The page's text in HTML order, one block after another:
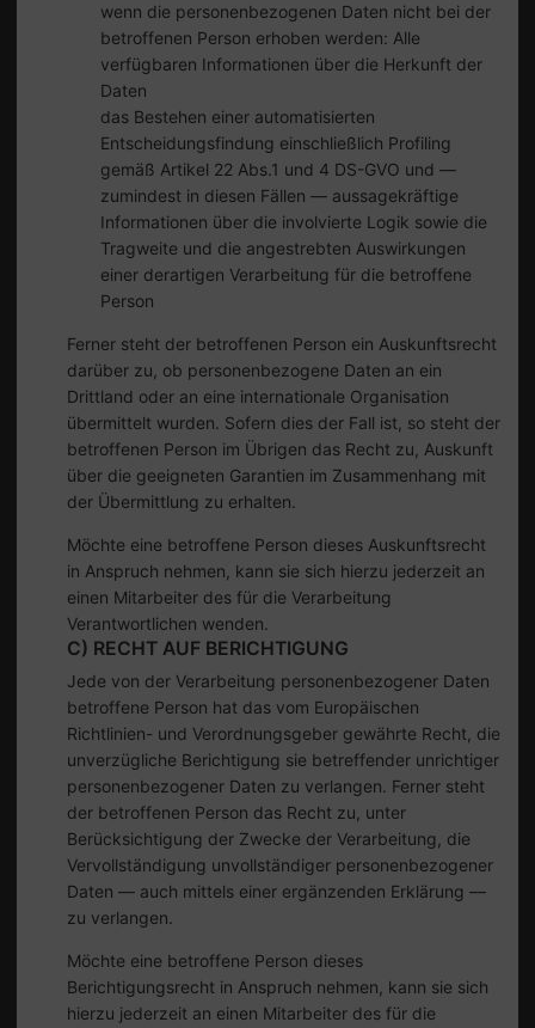
wenn die personenbezogenen Daten nicht bei der
betroffenen Person erhoben werden: Alle
verfügbaren Informationen über die Herkunft der
Daten
das Bestehen einer automatisierten
Entscheidungsfindung einschließlich Profiling
gemäß Artikel 22 Abs.1 und 4 DS-GVO und —
zumindest in diesen Fällen — aussagekräftige
Informationen über die involvierte Logik sowie die
Tragweite und die angestrebten Auswirkungen
einer derartigen Verarbeitung für die betroffene
Person
Ferner steht der betroffenen Person ein Auskunftsrecht
darüber zu, ob personenbezogene Daten an ein
Drittland oder an eine internationale Organisation
übermittelt wurden. Sofern dies der Fall ist, so steht der
betroffenen Person im Übrigen das Recht zu, Auskunft
über die geeigneten Garantien im Zusammenhang mit
der Übermittlung zu erhalten.
Möchte eine betroffene Person dieses Auskunftsrecht
in Anspruch nehmen, kann sie sich hierzu jederzeit an
einen Mitarbeiter des für die Verarbeitung
Verantwortlichen wenden.
C) RECHT AUF BERICHTIGUNG
Jede von der Verarbeitung personenbezogener Daten
betroffene Person hat das vom Europäischen
Richtlinien- und Verordnungsgeber gewährte Recht, die
unverzügliche Berichtigung sie betreffender unrichtiger
personenbezogener Daten zu verlangen. Ferner steht
der betroffenen Person das Recht zu, unter
Berücksichtigung der Zwecke der Verarbeitung, die
Vervollständigung unvollständiger personenbezogener
Daten — auch mittels einer ergänzenden Erklärung —
zu verlangen.
Möchte eine betroffene Person dieses
Berichtigungsrecht in Anspruch nehmen, kann sie sich
hierzu jederzeit an einen Mitarbeiter des für die